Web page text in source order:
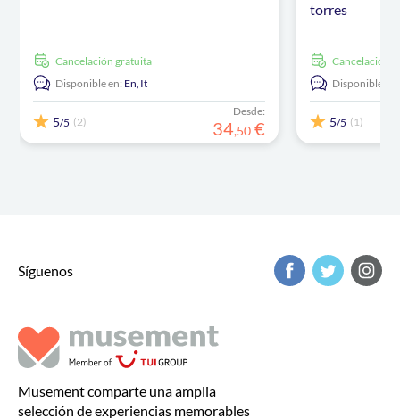
cancelación gratuita
Disponible en: En,It
5/5 (2)
Desde:
34,50 €
torres
cancelación
Disponible en:
5/5 (1)
Síguenos
Musement comparte una amplia
selección de experiencias memorables